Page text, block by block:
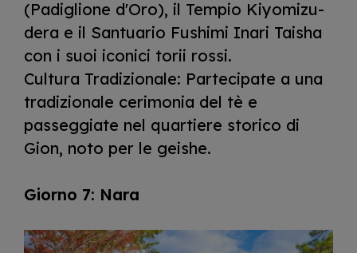
(Padiglione d'Oro), il Tempio Kiyomizu-
dera e il Santuario Fushimi Inari Taisha
con i suoi iconici torii rossi.
Cultura Tradizionale: Partecipate a una
tradizionale cerimonia del tè e
passeggiate nel quartiere storico di
Gion, noto per le geishe.
Giorno 7: Nara
I